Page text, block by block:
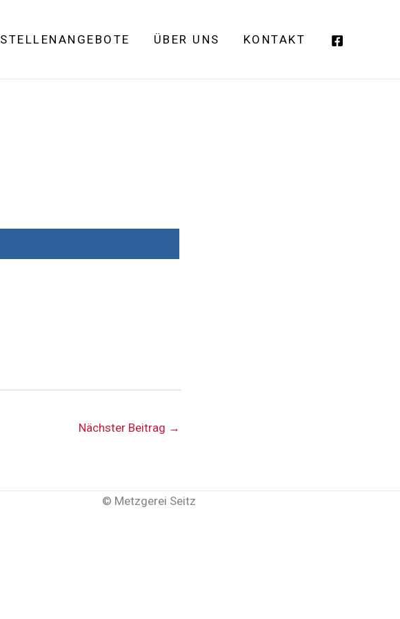
STELLENANGEBOTE ÜBER UNS KONTAKT
Nächster Beitrag →
© Metzgerei Seitz